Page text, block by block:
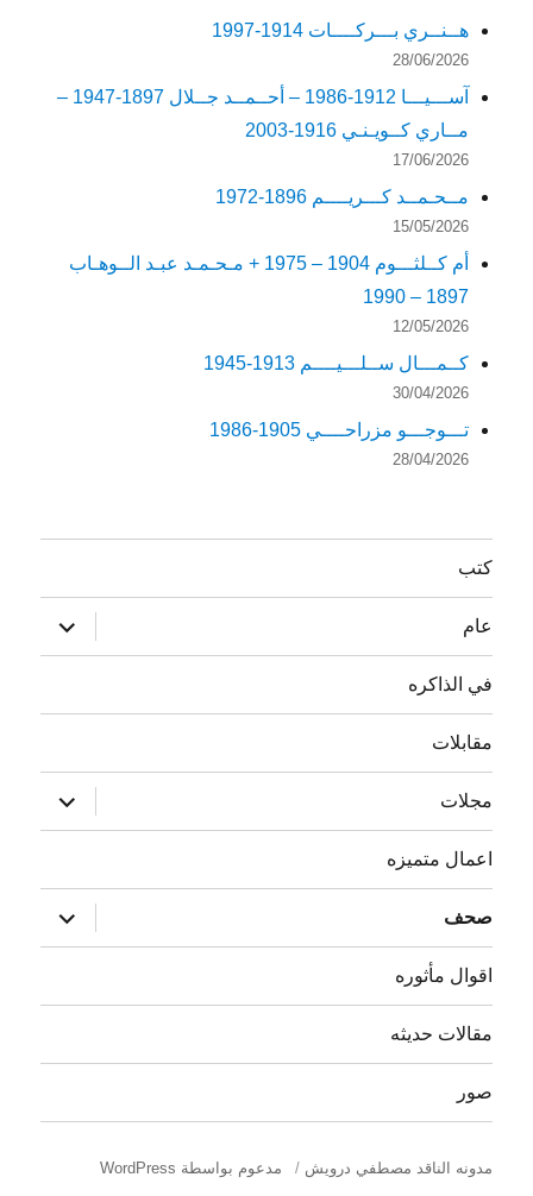
هــنــري بـــركــــات 1914-1997
28/06/2026
آســـيـــا 1912-1986 – أحــمــد جــلال 1897-1947 –
مــاري كــويـنـي 1916-2003
17/06/2026
مــحـمــد كـــريــــم 1896-1972
15/05/2026
أم كــلثـــوم 1904 – 1975 + مـحـمـد عبـد الــوهـاب
1897 – 1990
12/05/2026
كــمـــال ســلـــيــــم 1913-1945
30/04/2026
تـــوجـــو مزراحــــي 1905-1986
28/04/2026
كتب
عام
توسيع
القائمة
الفرعية
في الذاكره
مقابلات
مجلات
توسيع
القائمة
الفرعية
اعمال متميزه
صحف
توسيع
القائمة
الفرعية
اقوال مأثوره
مقالات حديثه
صور
مدونه الناقد مصطفي درويش مدعوم بواسطة WordPress